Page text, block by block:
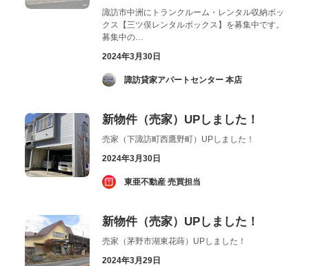
諏訪市中洲にトランクルーム・レンタル収納ボッ
クス【三ツ俣レンタルボックス】を募集中です。
募集中の…
2024年3月30日
­ 諏訪貸家アパートセンター 本店
新物件（売家）UPしました！
売家（下諏訪町西鷹野町）UPしました！
2024年3月30日
­ 東亜不動産 売買担当
新物件（売家）UPしました！
売家（茅野市湖東花蒔）UPしました！
2024年3月29日